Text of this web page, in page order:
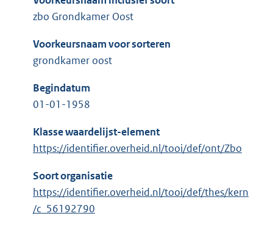
zbo Grondkamer Oost
Voorkeursnaam voor sorteren
grondkamer oost
Begindatum
01-01-1958
Klasse waardelijst-element
https://identifier.overheid.nl/tooi/def/ont/Zbo
Soort organisatie
https://identifier.overheid.nl/tooi/def/thes/kern
/c_56192790